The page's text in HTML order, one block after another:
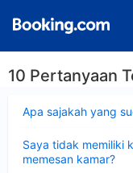
10 Pertanyaan
Apa sajakah yang
Saya tidak memiliki
memesan kamar?